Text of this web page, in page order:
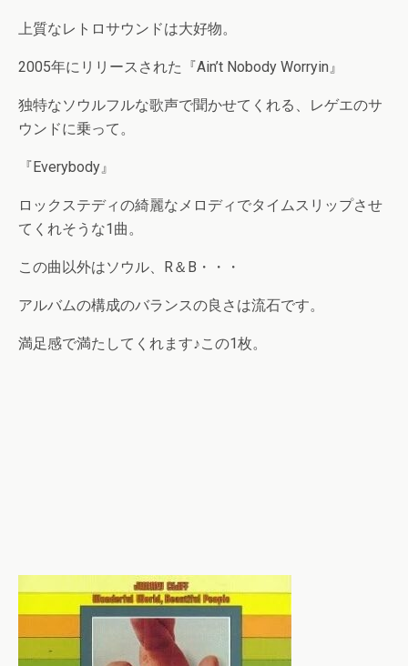
上質なレトロサウンドは大好物。
2005年にリリースされた『Ain’t Nobody Worryin』
独特なソウルフルな歌声で聞かせてくれる、レゲエのサ
ウンドに乗って。
『Everybody』
ロックステディの綺麗なメロディでタイムスリップさせ
てくれそうな1曲。
この曲以外はソウル、R＆B・・・
アルバムの構成のバランスの良さは流石です。
満足感で満たしてくれます♪この1枚。